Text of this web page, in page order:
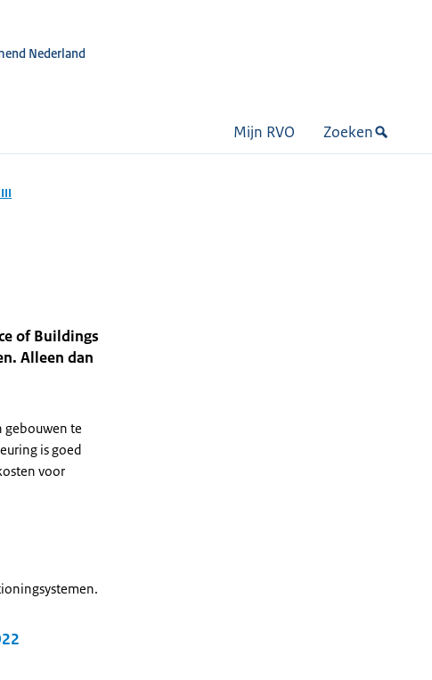
Nederland
Mijn RVO Zoeken
of Buildings
Alleen dan
gebouwen te
is goed
voor